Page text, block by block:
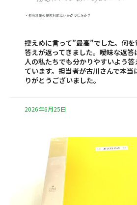
控えめに言って”最高”でした。何
答えが返ってきました。曖昧な返答
人の私たちでも分かりやすいよう答
ています。担当者が古川さんで本当
りがとうございました。
2026年6月25日